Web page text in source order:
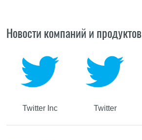
Новости компаний и продуктов
Twitter Inc Twitter